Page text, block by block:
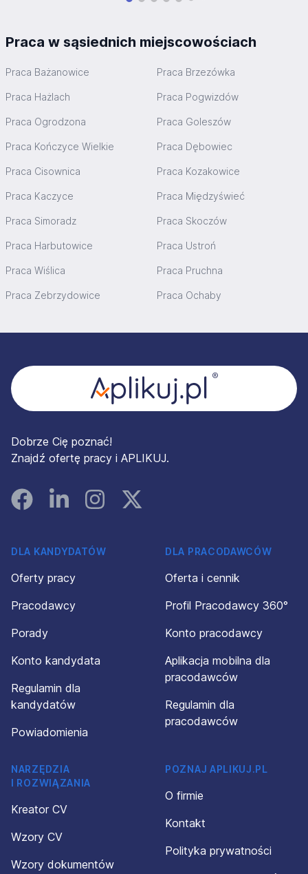
Praca w sąsiednich miejscowościach
Praca Bażanowice Praca Brzezówka
Praca Hażlach Praca Pogwizdów
Praca Ogrodzona Praca Goleszów
Praca Kończyce Wielkie Praca Dębowiec
Praca Cisownica Praca Kozakowice
Praca Kaczyce Praca Międzyświeć
Praca Simoradz Praca Skoczów
Praca Harbutowice Praca Ustroń
Praca Wiślica Praca Pruchna
Praca Zebrzydowice Praca Ochaby
Dobrze Cię poznać!
Znajdź ofertę pracy i APLIKUJ.
FacebookLinked InInstagramInstagram
DLA KANDYDATÓW
Oferty pracy
Pracodawcy
Porady
Konto kandydata
Regulamin dla
kandydatów
Powiadomienia
DLA PRACODAWCÓW
Oferta i cennik
Profil Pracodawcy 360°
Konto pracodawcy
Aplikacja mobilna dla
pracodawców
Regulamin dla
pracodawców
NARZĘDZIA
I ROZWIĄZANIA
Kreator CV
Wzory CV
Wzory dokumentów
POZNAJ APLIKUJ.PL
O firmie
Kontakt
Polityka prywatności